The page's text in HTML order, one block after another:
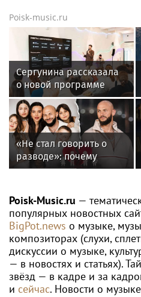
Poisk-music.ru
Сергунина рассказала
о новой программе
Москвы для российских
инноваторов
«Не стал говорить о
разводе»: почему
Джиган после
неожиданно сделал
главным своих детей
Poisk-Music.ru —
популярных новостных
BigPot.news о музыке,
композиторах (слухи,
дискуссии о музыке,
— в новостях и статьях).
звёзд — в кадре и за
и сейчас. Новости о